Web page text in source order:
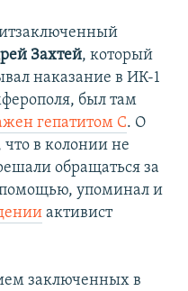
Захтей, который
наказание в ИК-1
был там
гепатитом С. О
что в колонии не
обращаться за
упоминал и
активист
заключенных в